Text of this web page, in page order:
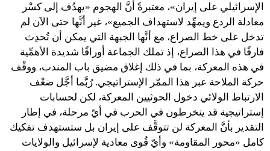
الإسرائيلي على إيران»، معتبرةً أنَّ الهجوم «يهدُف إلى كسْر
معادلة الردع ويمهِّد لاستهداف الجميع»، غير أنَّها حتى الآن لم
تدخل على خط الصراع، مع أنَّها الجبهة التي يمكن أن تُحدِث
فارقًا في هذا الصراع، إذ تملك الجماعة أوراقًا شديدة الأهمِّية
في هذه المعركة، بما في ذلك إغلاق مضيق باب المندب، ووقْف
حركة الملاحة عبر هذا الممّر الإستراتيجي. رُبَّما أجَّل ضعْف
الارتباط الولائي دخول الحوثيين المعركة، لكن لحسابات
إستراتيجية قد ينخرطون في الحرب في أيّ مرحلة، في إطار
التقدير بأنَّ المعركة لن تتوقَّف على إيران بل ستستهدف تفكيك
كامل «محور المقاومة» وأيّ قُوى معادية لإسرائيل والولايات